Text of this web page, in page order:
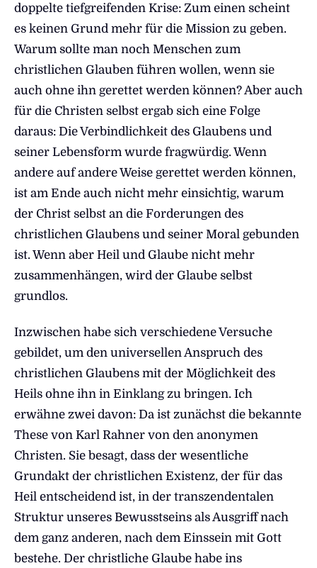
doppelte tiefgreifenden Krise: Zum einen scheint
es keinen Grund mehr für die Mission zu geben.
Warum sollte man noch Menschen zum
christlichen Glauben führen wollen, wenn sie
auch ohne ihn gerettet werden können? Aber auch
für die Christen selbst ergab sich eine Folge
daraus: Die Verbindlichkeit des Glaubens und
seiner Lebensform wurde fragwürdig. Wenn
andere auf andere Weise gerettet werden können,
ist am Ende auch nicht mehr einsichtig, warum
der Christ selbst an die Forderungen des
christlichen Glaubens und seiner Moral gebunden
ist. Wenn aber Heil und Glaube nicht mehr
zusammenhängen, wird der Glaube selbst
grundlos.
Inzwischen habe sich verschiedene Versuche
gebildet, um den universellen Anspruch des
christlichen Glaubens mit der Möglichkeit des
Heils ohne ihn in Einklang zu bringen. Ich
erwähne zwei davon: Da ist zunächst die bekannte
These von Karl Rahner von den anonymen
Christen. Sie besagt, dass der wesentliche
Grundakt der christlichen Existenz, der für das
Heil entscheidend ist, in der transzendentalen
Struktur unseres Bewusstseins als Ausgriff nach
dem ganz anderen, nach dem Einssein mit Gott
bestehe. Der christliche Glaube habe ins